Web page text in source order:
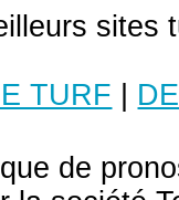
sites
TURF
de